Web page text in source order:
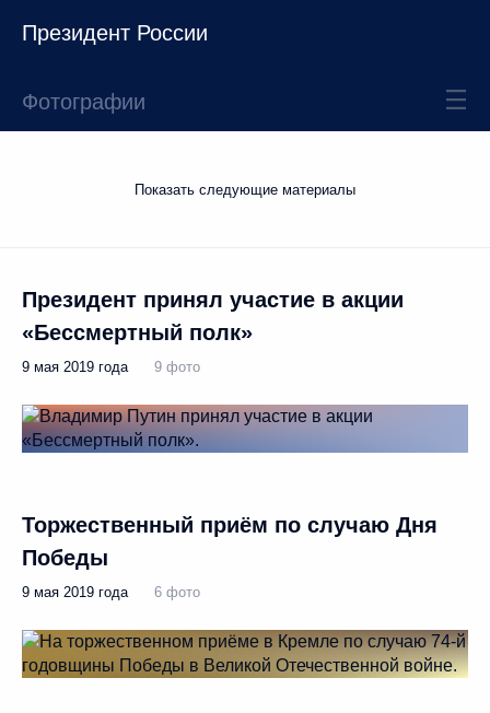
Президент России
Фотографии
Показать следующие материалы
Президент принял участие в акции
«Бессмертный полк»
9 мая 2019 года 9 фото
Торжественный приём по случаю Дня
Победы
9 мая 2019 года 6 фото